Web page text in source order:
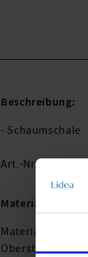
Beschreibung:
- Schaumschale
Art.-Nr.:
Material & Pflege:
Material:
Oberstoff: 71%